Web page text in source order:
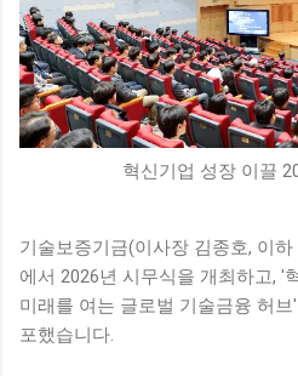
혁신기업 성장 이끌
기술보증기금(이사장 김종호, 이
에서 2026년 시무식을 개최하고, '
미래를 여는 글로벌 기술금융 허
포했습니다.